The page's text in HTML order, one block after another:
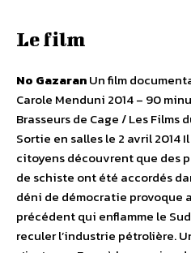
Le film
No GazaranUn film
Carole Menduni 2014 – 90
Brasseurs de Cage / Les Films
Sortie en salles le 2 avril 2014
citoyens découvrent que des
de schiste ont été accordés
déni de démocratie provoque
précédent qui enflamme le
reculer l’industrie pétrolière.